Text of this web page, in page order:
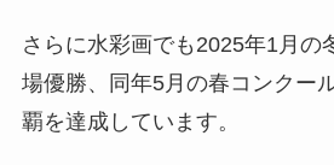
さらに水彩画でも2025年1月の
場優勝、同年5月の春コンクー
覇を達成しています。